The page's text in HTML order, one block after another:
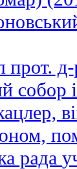
прот.
собор
рада